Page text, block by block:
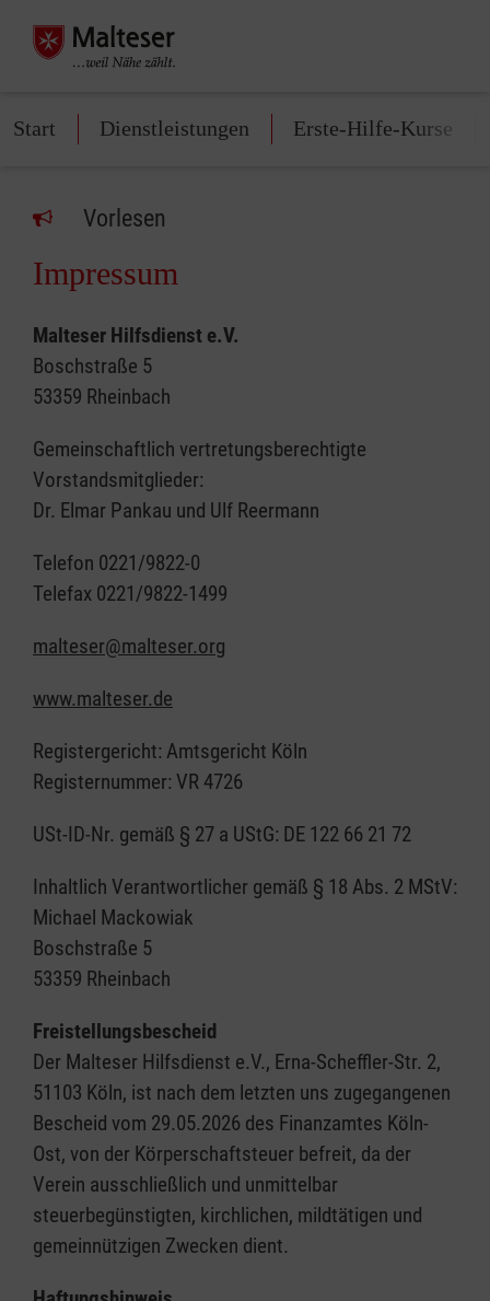
Start Dienstleistungen Erste-Hilfe-Kurse
Vorlesen
Impressum
Malteser Hilfsdienst e.V.
Boschstraße 5
53359 Rheinbach
Gemeinschaftlich vertretungsberechtigte
Vorstandsmitglieder:
Dr. Elmar Pankau und Ulf Reermann
Telefon 0221/9822-0
Telefax 0221/9822-1499
malteser@malteser.org
www.malteser.de
Registergericht: Amtsgericht Köln
Registernummer: VR 4726
USt-ID-Nr. gemäß § 27 a UStG: DE 122 66 21 72
Inhaltlich Verantwortlicher gemäß § 18 Abs. 2 MStV:
Michael Mackowiak
Boschstraße 5
53359 Rheinbach
Freistellungsbescheid
Der Malteser Hilfsdienst e.V., Erna-Scheffler-Str. 2,
51103 Köln, ist nach dem letzten uns zugegangenen
Bescheid vom 29.05.2026 des Finanzamtes Köln-
Ost, von der Körperschaftsteuer befreit, da der
Verein ausschließlich und unmittelbar
steuerbegünstigten, kirchlichen, mildtätigen und
gemeinnützigen Zwecken dient.